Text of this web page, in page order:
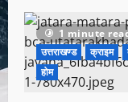
1 minute
उत्तराखण्ड
क्राइम
होम